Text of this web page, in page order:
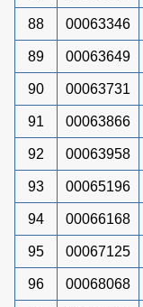
88 00063346
89 00063649
90 00063731
91 00063866
92 00063958
93 00065196
94 00066168
95 00067125
96 00068068